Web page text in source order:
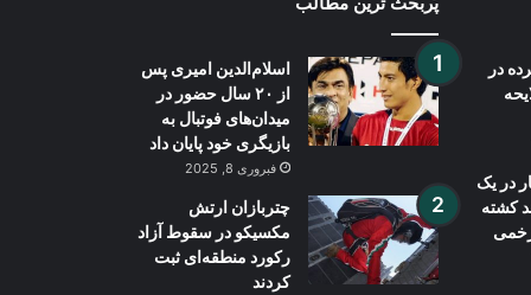
در
در یک
کشته
اسلام‌الدین امیری پس
از ۲۰ سال حضور در
میدان‌های فوتبال به
بازیگری خود پایان داد
فبروری 8, 2025
چتربازان ارتش
مکسیکو در سقوط آزاد
رکورد منطقه‌ای ثبت
کردند